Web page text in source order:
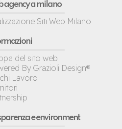
agency a milano
Siti Web Milano
del sito web
By Grazioli Design®
Lavoro
e environment